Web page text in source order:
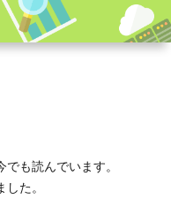
も読んでいます。
た。